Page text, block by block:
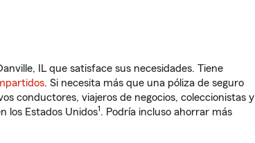
IL que satisface sus necesidades. Tiene
. Si necesita más que una póliza de seguro
conductores, viajeros de negocios, coleccionistas y
los Estados Unidos1. Podría incluso ahorrar más